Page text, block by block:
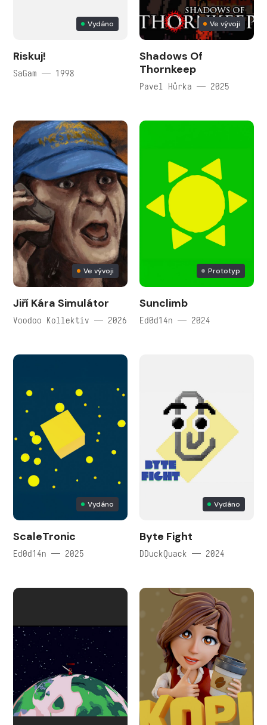
Vydáno
Riskuj!
SaGam — 1998
Ve vývoji
Shadows Of
Thornkeep
Pavel Hůrka — 2025
Ve vývoji
Jiří Kára Simulátor
Voodoo Kollektiv — 2026
Prototyp
Sunclimb
Ed0d14n — 2024
Vydáno
ScaleTronic
Ed0d14n — 2025
Vydáno
Byte Fight
DDuckQuack — 2024